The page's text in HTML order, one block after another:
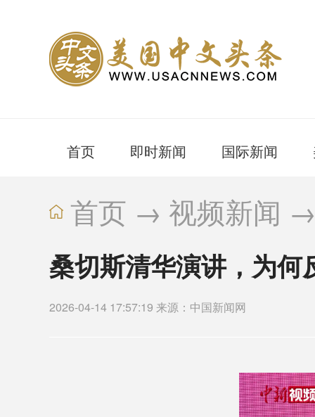
首页 即时新闻 国际新闻
首页 → 视频新闻
桑切斯清华演讲，为何
2026-04-14 17:57:19 来源：中国新闻网